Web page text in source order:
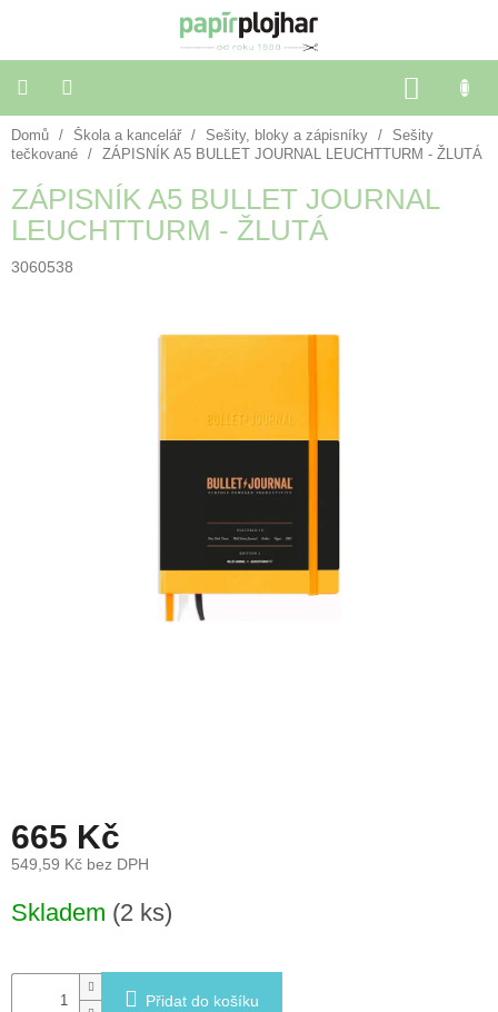
KOŠÍK
Balení
dárků
Dekorace
doplňky
Přihlášení
Domů / Škola a kancelář / Sešity, bloky a zápisníky /
Sešity
tečkované
/ ZÁPISNÍK A5 BULLET JOURNAL LEUCHTTURM - ŽLUTÁ
ZÁPISNÍK A5 BULLET JOURNAL
LEUCHTTURM - ŽLUTÁ
3060538
665 Kč
549,59 Kč bez DPH
cena:
Skladem (2 ks)
Přidat do košíku